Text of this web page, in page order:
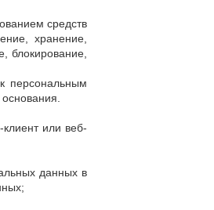
средств
хранение,
блокирование,
персональным
или веб-
данных в